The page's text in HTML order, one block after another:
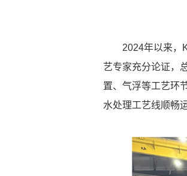
2024年以来，
艺专家充分论证，
置、气浮等工艺环
水处理工艺线顺畅